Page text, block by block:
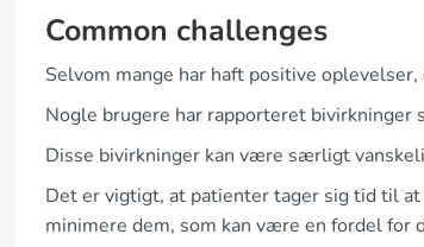
Common challenges
Selvom mange har haft positive
Nogle brugere har rapporteret bivirkninger
Disse bivirkninger kan være særligt
Det er vigtigt, at patienter tager sig tid til
minimere dem, som kan være en fordel for